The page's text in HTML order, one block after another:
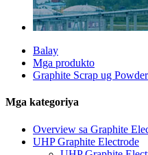
Balay
Mga produkto
Graphite Scrap ug Powder
Mga kategoriya
Overview sa Graphite
UHP Graphite Electrode